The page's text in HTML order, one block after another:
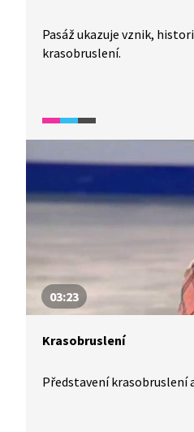
Pasáž ukazuje vznik,
krasobruslení.
03:23
Krasobruslení
Představení krasobruslení